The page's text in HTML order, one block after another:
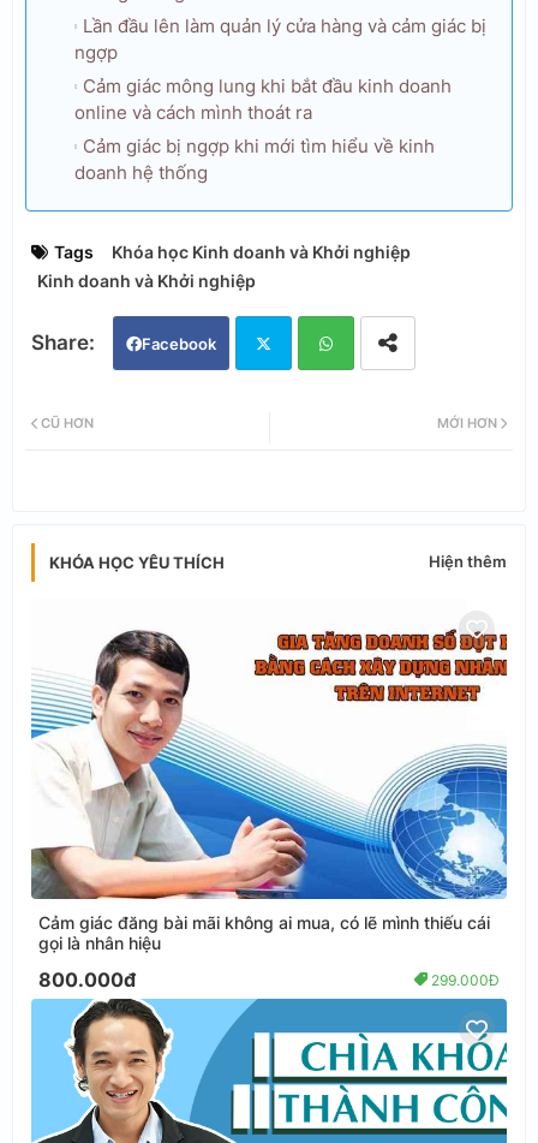
Lần đầu lên làm quản lý cửa hàng và cảm giác bị
ngợp
Cảm giác mông lung khi bắt đầu kinh doanh
online và cách mình thoát ra
Cảm giác bị ngợp khi mới tìm hiểu về kinh
doanh hệ thống
Tags
Khóa học Kinh doanh và Khởi nghiệp
Kinh doanh và Khởi nghiệp
Facebook
MỚI HƠN
CŨ HƠN
KHÓA HỌC YÊU THÍCH Hiện thêm
Cảm giác đăng bài mãi không ai mua, có lẽ mình thiếu cái
gọi là nhân hiệu
800.000đ 299.000Đ